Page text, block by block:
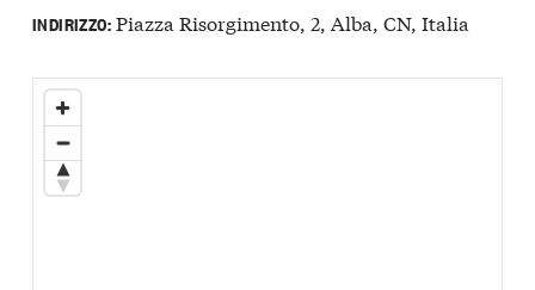
INDIRIZZO:Piazza Risorgimento, 2, Alba, CN, Italia